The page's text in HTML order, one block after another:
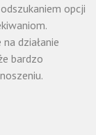
opcji
działanie
bardzo